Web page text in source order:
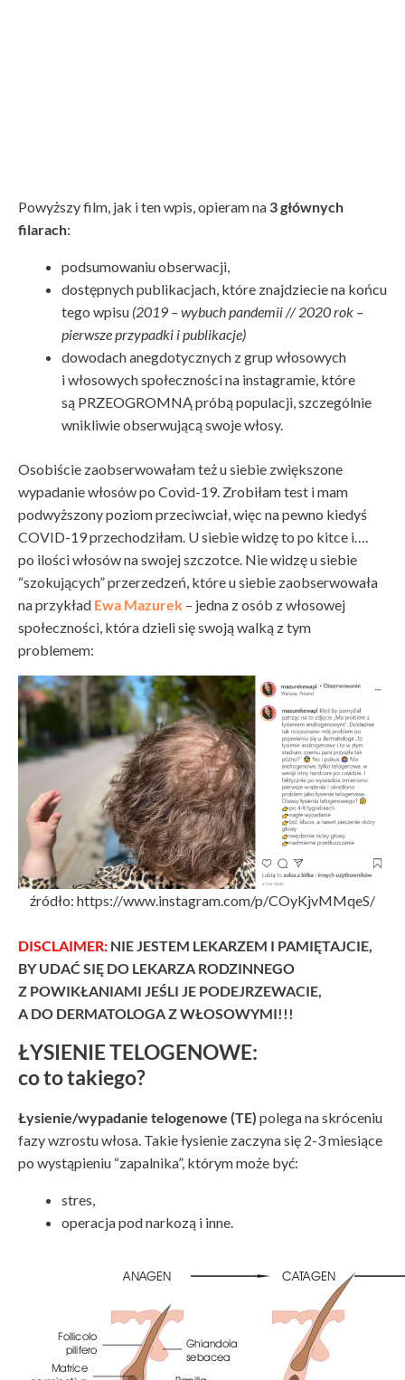
Powyższy film, jak i ten wpis, opieram na 3 głównych
filarach:
podsumowaniu obserwacji,
dostępnych publikacjach, które znajdziecie na końcu
tego wpisu (2019 – wybuch pandemii // 2020 rok –
pierwsze przypadki i publikacje)
dowodach anegdotycznych z grup włosowych
i włosowych społeczności na instagramie, które
są PRZEOGROMNĄ próbą populacji, szczególnie
wnikliwie obserwującą swoje włosy.
Osobiście zaobserwowałam też u siebie zwiększone
wypadanie włosów po Covid-19. Zrobiłam test i mam
podwyższony poziom przeciwciał, więc na pewno kiedyś
COVID-19 przechodziłam. U siebie widzę to po kitce i….
po ilości włosów na swojej szczotce. Nie widzę u siebie
“szokujących” przerzedzeń, które u siebie zaobserwowała
na przykład Ewa Mazurek – jedna z osób z włosowej
społeczności, która dzieli się swoją walką z tym
problemem:
źródło: https://www.instagram.com/p/COyKjvMMqeS/
DISCLAIMER: NIE JESTEM LEKARZEM I PAMIĘTAJCIE,
BY UDAĆ SIĘ DO LEKARZA RODZINNEGO
Z POWIKŁANIAMI JEŚLI JE PODEJRZEWACIE,
A DO DERMATOLOGA Z WŁOSOWYMI!!!
ŁYSIENIE TELOGENOWE:
co to takiego?
Łysienie/wypadanie telogenowe (TE) polega na skróceniu
fazy wzrostu włosa. Takie łysienie zaczyna się 2-3 miesiące
po wystąpieniu “zapalnika”, którym może być:
stres,
operacja pod narkozą i inne.